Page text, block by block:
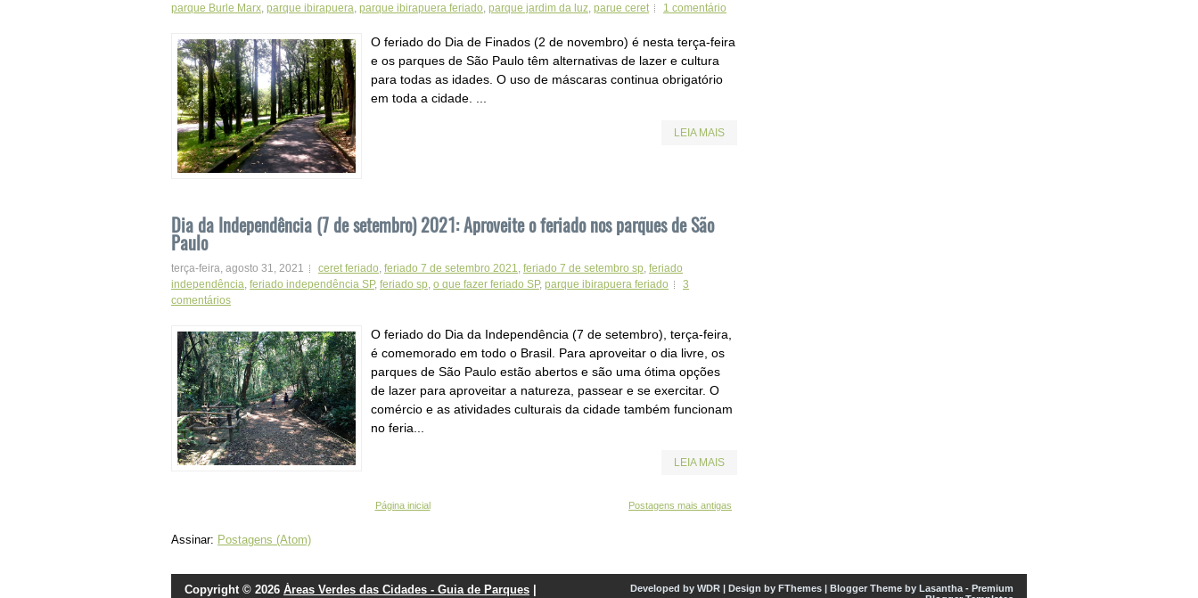
parque Burle Marx parque ibirapuera parque ibirapuera feriado parque jardim da luz parue ceret 1 comentário
O feriado do Dia de Finados (2 de novembro) é nesta terça-feira
e os parques de São Paulo têm alternativas de lazer e cultura
para todas as idades. O uso de máscaras continua obrigatório
em toda a cidade. ...
LEIA MAIS
Dia da Independência (7 de setembro) 2021: Aproveite o feriado nos parques de São
Paulo
terça-feira, agosto 31, 2021 ceret feriado feriado 7 de setembro 2021 feriado 7 de setembro sp feriado
independência feriado independência SP, feriado sp o que fazer feriado SP, parque ibirapuera feriado
3
comentários
O feriado do Dia da Independência (7 de setembro), terça-feira,
é comemorado em todo o Brasil. Para aproveitar o dia livre, os
parques de São Paulo estão abertos e são uma ótima opções
de lazer para aproveitar a natureza, passear e se exercitar. O
comércio e as atividades culturais da cidade também funcionam
no feria...
LEIA MAIS
Postagens mais antigas
Página inicial
Assinar: Postagens (Atom)
Copyright © 2026 Áreas Verdes das Cidades - Guia de Parques |
Developed by WDR | Design by FThemes | Blogger Theme by Lasantha - Premium